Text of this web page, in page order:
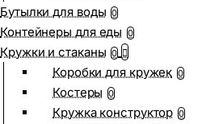
Бутылки для воды 0
Контейнеры для еды 0
Кружки и стаканы 0
Коробки для кружек 0
Костеры 0
Кружка конструктор 0